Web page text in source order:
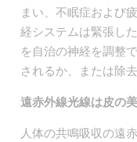
まい、不眠症および
経システムは緊張し
を自治の神経を調整
されるか、または除
遠赤外線光線は皮の
人体の共鳴吸収の遠